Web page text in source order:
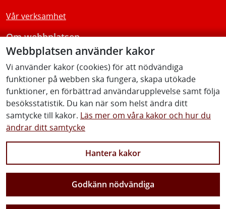
Webbplatsen använder kakor
Vi använder kakor (cookies) för att nödvändiga
funktioner på webben ska fungera, skapa utökade
funktioner, en förbättrad användarupplevelse samt följa
besöksstatistik. Du kan när som helst ändra ditt
samtycke till kakor. Läs mer om våra kakor och hur du
ändrar ditt samtycke
Hantera kakor
Godkänn nödvändiga
Vi gör Sverige närmare
Vår verksamhet
Om webbplatsen
Tillgänglighetsredogörelse
Följ oss
Facebook Youtube